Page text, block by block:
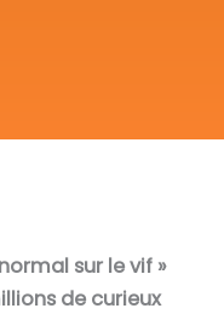
sur le vif »
de curieux